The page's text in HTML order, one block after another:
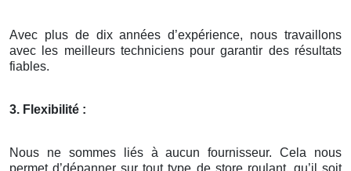
Avec plus de dix années d’expérience, nous travaillons
avec les meilleurs techniciens pour garantir des résultats
fiables.
3. Flexibilité :
Nous ne sommes liés à aucun fournisseur. Cela nous